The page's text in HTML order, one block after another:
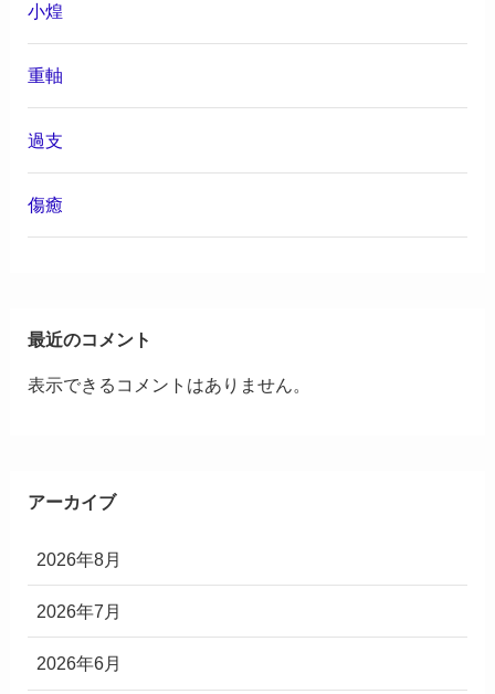
小煌
重軸
過支
傷癒
最近のコメント
表示できるコメントはありません。
アーカイブ
2026年8月
2026年7月
2026年6月